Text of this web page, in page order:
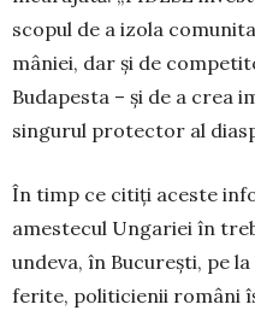
scopul de a izola
mâ­niei, dar și de
Budapesta – și de a crea
singurul protector al
În timp ce citiți aceste
amestecul Ungariei în
undeva, în București, pe
ferite, po­liticienii români